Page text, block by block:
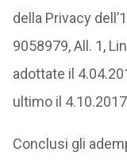
della Privacy
9058979, All. 1,
adottate il
ultimo il
Conclusi gli